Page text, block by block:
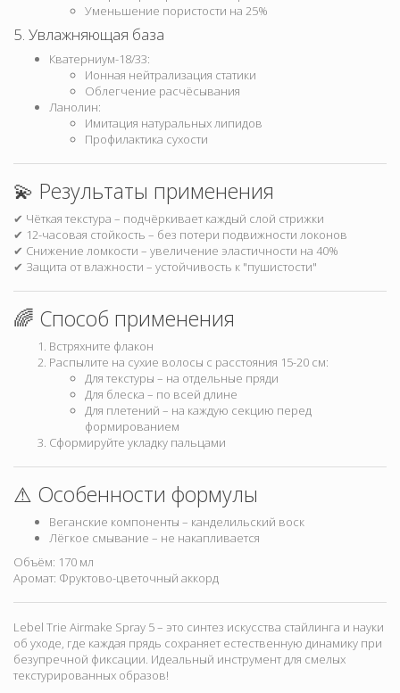
Уменьшение пористости на 25%
5. Увлажняющая база
Кватерниум-18/33:
Ионная нейтрализация статики
Облегчение расчёсывания
Ланолин:
Имитация натуральных липидов
Профилактика сухости
💫 Результаты применения
✔ Чёткая текстура – подчёркивает каждый слой стрижки
✔ 12-часовая стойкость – без потери подвижности локонов
✔ Снижение ломкости – увеличение эластичности на 40%
✔ Защита от влажности – устойчивость к "пушистости"
🌈 Способ применения
Встряхните флакон
Распылите на сухие волосы с расстояния 15-20 см:
Для текстуры – на отдельные пряди
Для блеска – по всей длине
Для плетений – на каждую секцию перед
формированием
Сформируйте укладку пальцами
⚠ Особенности формулы
Веганские компоненты – канделильский воск
Лёгкое смывание – не накапливается
Объём: 170 мл
Аромат: Фруктово-цветочный аккорд
Lebel Trie Airmake Spray 5 – это синтез искусства стайлинга и науки
об уходе, где каждая прядь сохраняет естественную динамику при
безупречной фиксации. Идеальный инструмент для смелых
текстурированных образов!